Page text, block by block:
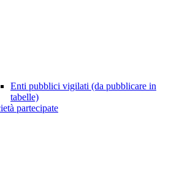
Enti pubblici vigilati (da pubblicare in
tabelle)
partecipate